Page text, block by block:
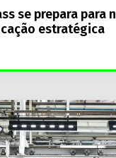
se prepara para
estratégica